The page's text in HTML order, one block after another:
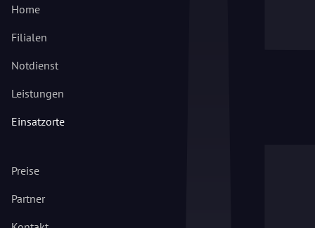
Home
Filialen
Notdienst
Leistungen
Einsatzorte
Preise
Partner